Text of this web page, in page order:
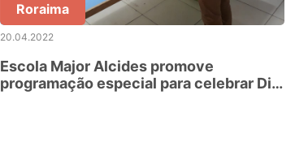
Roraima
20.04.2022
Escola Major Alcides promove
programação especial para celebrar Dia